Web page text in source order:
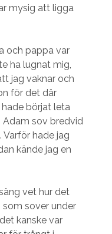
mysig att ligga
och pappa var
ha lugnat mig,
jag vaknar och
för det där
börjat leta
Adam sov bredvid
hade jag
kände jag en
vet hur det
som sover under
kanske var